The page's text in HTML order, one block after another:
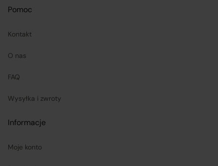
Pomoc
Kontakt
O nas
FAQ
Wysyłka i zwroty
Informacje
Moje konto
– w tym przyjmuje oświadczenia Klientów, potwierdza
sprzedaży, w tym za dostarczenie towarów zgodnych z
opisem i właściwościami przedstawionymi na